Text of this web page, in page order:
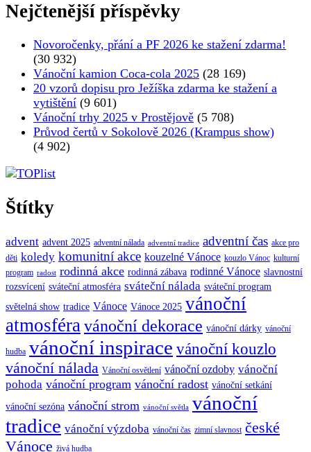
Nejčtenější příspěvky
Novoročenky, přání a PF 2026 ke stažení zdarma!
(30 932)
Vánoční kamion Coca-cola 2025 (28 169)
20 vzorů dopisu pro Ježíška zdarma ke stažení a
vytištění (9 601)
Vánoční trhy 2025 v Prostějově (5 708)
Průvod čertů v Sokolově 2026 (Krampus show)
(4 902)
Štítky
advent advent 2025 adventní nálada adventní tradice adventní čas akce pro
děti koledy komunitní akce kouzelné Vánoce kouzlo Vánoc kulturní
program radost rodinná akce rodinná zábava rodinné Vánoce slavnostní
rozsvícení sváteční atmosféra sváteční nálada sváteční program
světelná show tradice Vánoce Vánoce 2025 vánoční
atmosféravánoční dekorace vánoční dárky vánoční
hudba vánoční inspirace vánoční kouzlo
vánoční nálada Vánoční osvětlení vánoční ozdoby vánoční
pohoda vánoční program vánoční radost vánoční setkání
vánoční sezóna vánoční strom vánoční světla vánoční
tradice vánoční výzdoba vánoční čas zimní slavnost české
Vánoce živá hudba